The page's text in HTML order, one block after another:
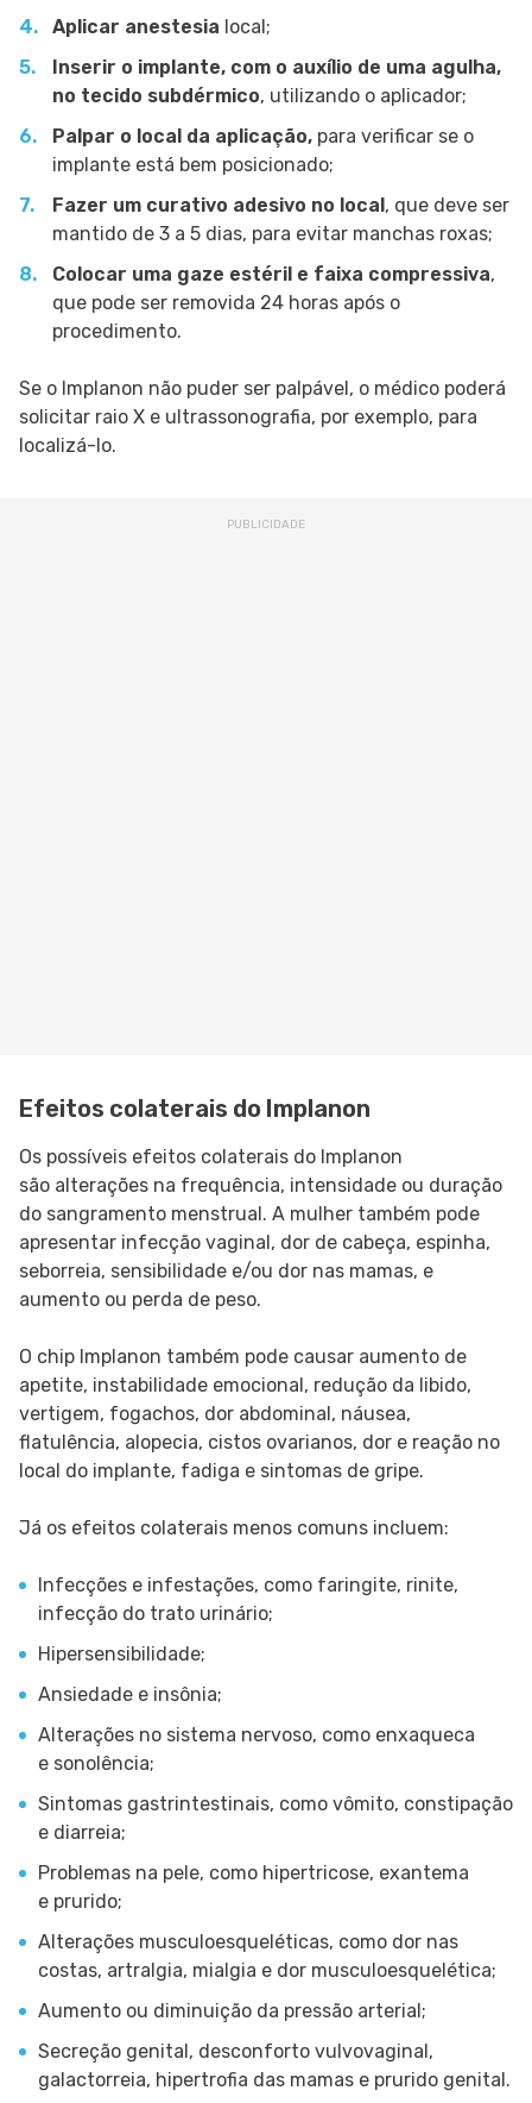
Aplicar anestesia local;
Inserir o implante, com o auxílio de uma agulha,
no tecido subdérmico, utilizando o aplicador;
Palpar o local da aplicação, para verificar se o
implante está bem posicionado;
Fazer um curativo adesivo no local , que deve ser
mantido de 3 a 5 dias, para evitar manchas roxas;
Colocar uma gaze estéril e faixa compressiva,
que pode ser removida 24 horas após o
procedimento.
Se o Implanon não puder ser palpável, o médico poderá
solicitar raio X e ultrassonografia, por exemplo, para
localizá-lo.
Efeitos colaterais do Implanon
Os possíveis efeitos colaterais do Implanon
são alterações na frequência, intensidade ou duração
do sangramento menstrual. A mulher também pode
apresentar infecção vaginal, dor de cabeça, espinha,
seborreia, sensibilidade e/ou dor nas mamas, e
aumento ou perda de peso.
O chip Implanon também pode causar aumento de
apetite, instabilidade emocional, redução da libido,
vertigem, fogachos, dor abdominal, náusea,
flatulência, alopecia, cistos ovarianos, dor e reação no
local do implante, fadiga e sintomas de gripe.
Já os efeitos colaterais menos comuns incluem:
Infecções e infestações, como faringite, rinite,
infecção do trato urinário;
Hipersensibilidade;
Ansiedade e insônia;
Alterações no sistema nervoso, como enxaqueca
e sonolência;
Sintomas gastrintestinais, como vômito, constipação
e diarreia;
Problemas na pele, como hipertricose, exantema
e prurido;
Alterações musculoesqueléticas, como dor nas
costas, artralgia, mialgia e dor musculoesquelética;
Aumento ou diminuição da pressão arterial;
Secreção genital, desconforto vulvovaginal,
galactorreia, hipertrofia das mamas e prurido genital.